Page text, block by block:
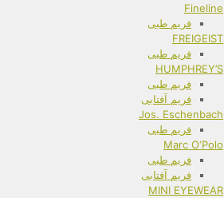
Fineline
فریم طبی
FREIGEIST
فریم طبی
HUMPHREY’S
فریم طبی
فریم آفتابی
Jos. Eschenbach
فریم طبی
Marc O‘Polo
فریم طبی
فریم آفتابی
MINI EYEWEAR